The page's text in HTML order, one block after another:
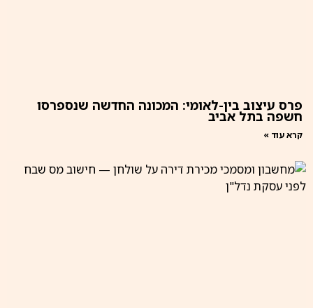
פרס עיצוב בין-לאומי: המכונה החדשה שנספרסו
חשפה בתל אביב
קרא עוד »